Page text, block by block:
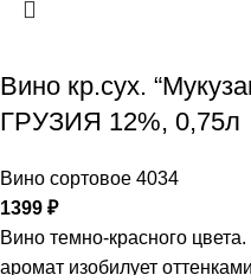
Вино кр.сух.
ГРУЗИЯ 12%, 0,75л
Вино сортовое 4034
1399 ₽
Вино темно-красного
аромат изобилует